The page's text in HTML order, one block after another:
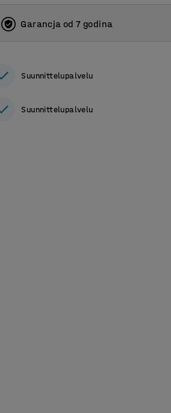
Garancja od 7 godina
Suunnittelupalvelu
Suunnittelupalvelu